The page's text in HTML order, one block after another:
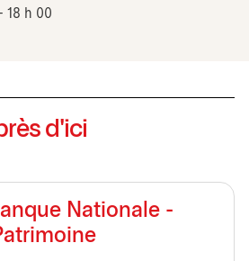
18 h 00
d'ici
Nationale -